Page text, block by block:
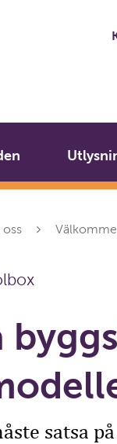
oss
satsa